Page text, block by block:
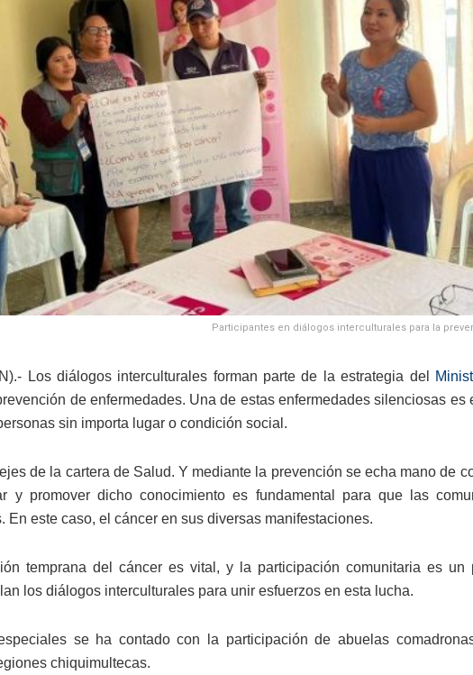
Participantes en diálogos interculturales para la
Los diálogos interculturales forman parte de la estrategia del
de enfermedades. Una de estas enfermedades silenciosas es
sin importa lugar o condición social.
de la cartera de Salud. Y mediante la prevención se echa mano de
y promover dicho conocimiento es fundamental para que las
En este caso, el cáncer en sus diversas manifestaciones.
temprana del cáncer es vital, y la participación comunitaria es
los diálogos interculturales para unir esfuerzos en esta lucha.
se ha contado con la participación de abuelas
chiquimultecas.